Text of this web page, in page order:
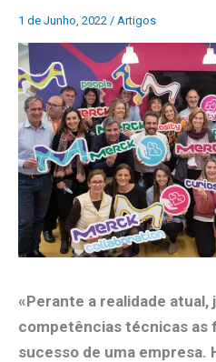
1 de Junho, 2022 / Artigos
«Perante a realidade atual,
competências técnicas as
sucesso de uma empresa.